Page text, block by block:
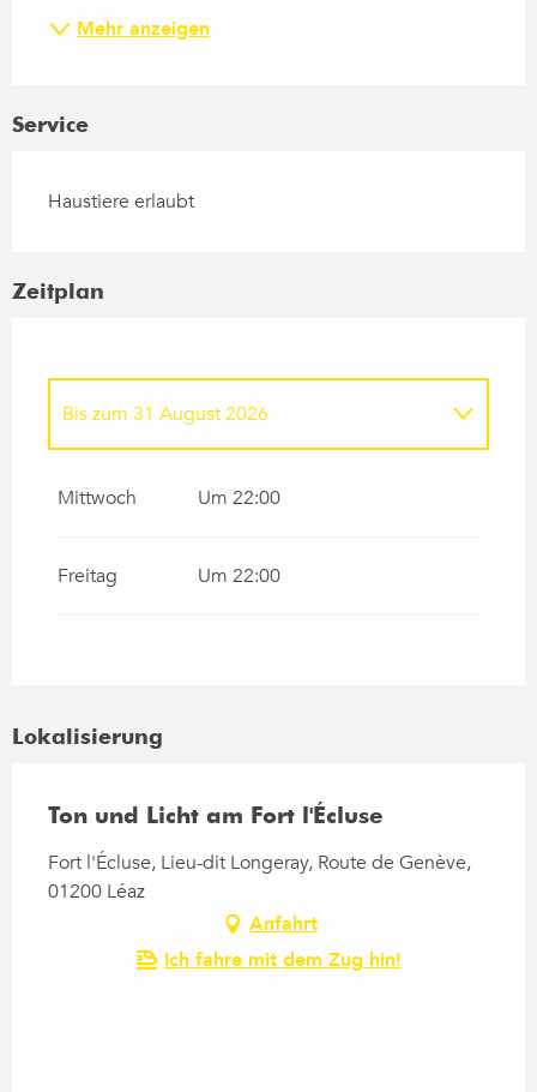
Mehr anzeigen
Service
Haustiere erlaubt
Zeitplan
vom 1 Mai 2026 bis zum31 Mai 2026
Bis zum 31 August 2026
vom1 Oktober 2026
Mittwoch Um 22:00
Freitag Um 22:00
Lokalisierung
Ton und Licht am Fort l'Écluse
Fort l'Écluse, Lieu-dit Longeray, Route de Genève,
01200 Léaz
Anfahrt
Ich fahre mit dem Zug hin!